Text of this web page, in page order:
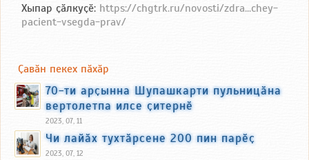
Хыпар ҫӑлкуҫӗ: https://chgtrk.ru/novosti/zdra...chey-
pacient-vsegda-prav/
Ҫавӑн пекех пӑхӑр
70-ти арҫынна Шупашкарти пульницӑна
вертолетпа илсе ҫитернӗ
2023, 07, 11
Чи лайӑх тухтӑрсене 200 пин парӗҫ
2023, 07, 12